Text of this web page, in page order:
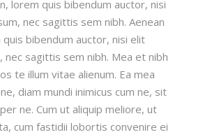
lorem quis bibendum auctor, nisi
nec sagittis sem nibh. Aenean
bibendum auctor, nisi elit
nec sagittis sem nibh. Mea et nibh
te illum vitae alienum. Ea mea
diam mundi inimicus cum ne, sit
ne. Cum ut aliquip meliore, ut
cum fastidii lobortis convenire ei